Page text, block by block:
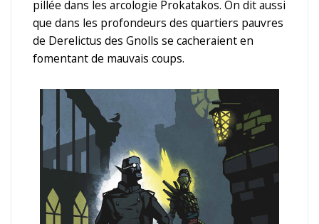
pillée dans les arcologie Prokatakos. On dit aussi
que dans les profondeurs des quartiers pauvres
de Derelictus des Gnolls se cacheraient en
fomentant de mauvais coups.